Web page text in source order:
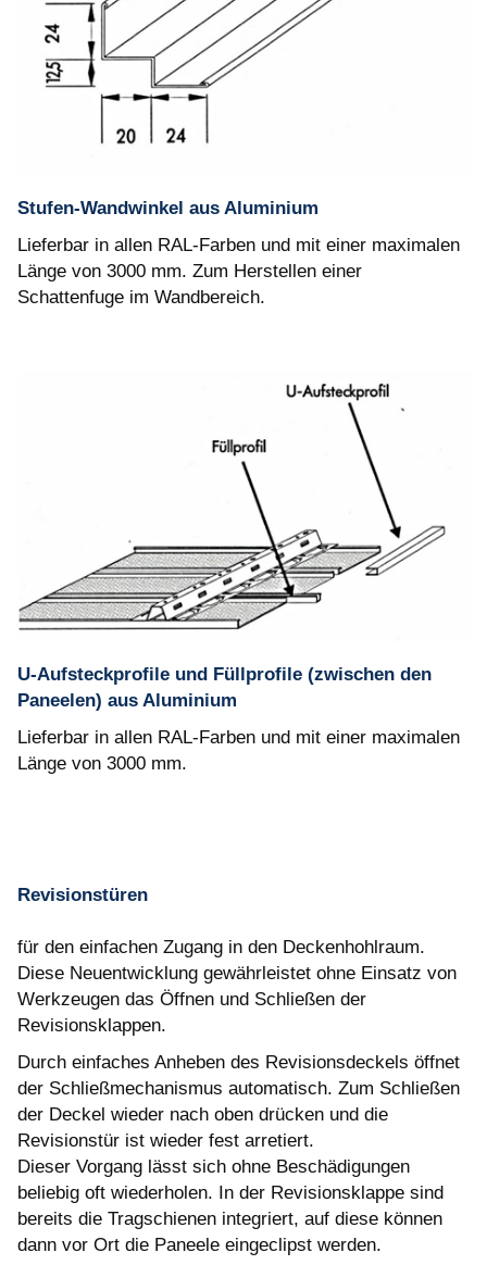
Stufen-Wandwinkel aus Aluminium
Lieferbar in allen RAL-Farben und mit einer maximalen
Länge von 3000 mm. Zum Herstellen einer
Schattenfuge im Wandbereich.
U-Aufsteckprofile und Füllprofile (zwischen den
Paneelen) aus Aluminium
Lieferbar in allen RAL-Farben und mit einer maximalen
Länge von 3000 mm.
Revisionstüren
für den einfachen Zugang in den Deckenhohlraum.
Diese Neuentwicklung gewährleistet ohne Einsatz von
Werkzeugen das Öffnen und Schließen der
Revisionsklappen.
Durch einfaches Anheben des Revisionsdeckels öffnet
der Schließmechanismus automatisch. Zum Schließen
der Deckel wieder nach oben drücken und die
Revisionstür ist wieder fest arretiert.
Dieser Vorgang lässt sich ohne Beschädigungen
beliebig oft wiederholen. In der Revisionsklappe sind
bereits die Tragschienen integriert, auf diese können
dann vor Ort die Paneele eingeclipst werden.